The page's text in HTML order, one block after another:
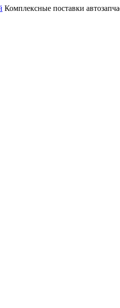
Комплексные поставки